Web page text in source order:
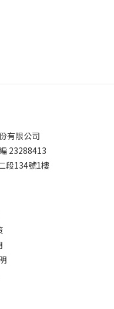
有限公司
23288413
段134號1樓